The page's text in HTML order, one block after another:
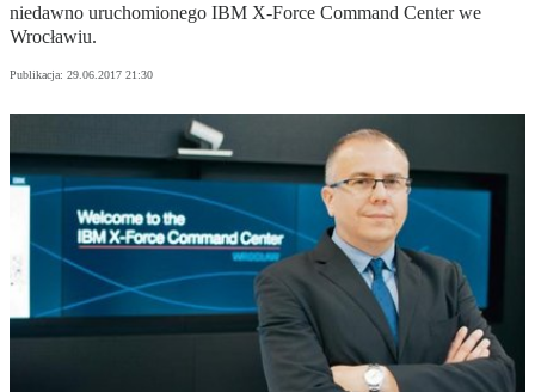
niedawno uruchomionego IBM X-Force Command Center we
Wrocławiu.
Publikacja: 29.06.2017 21:30